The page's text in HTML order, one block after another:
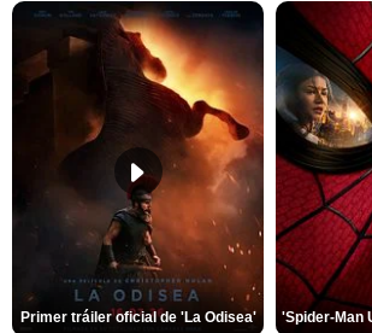
Primer tráiler oficial de 'La Odisea'